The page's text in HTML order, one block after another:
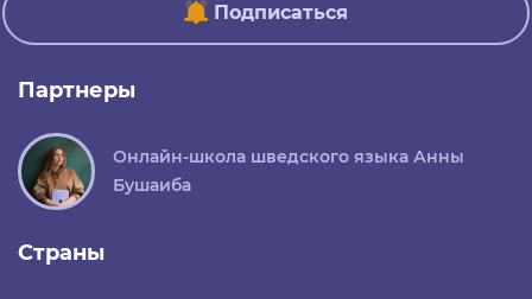
Подписаться
Партнеры
Онлайн-школа шведского языка Анны
Бушаиба
Страны